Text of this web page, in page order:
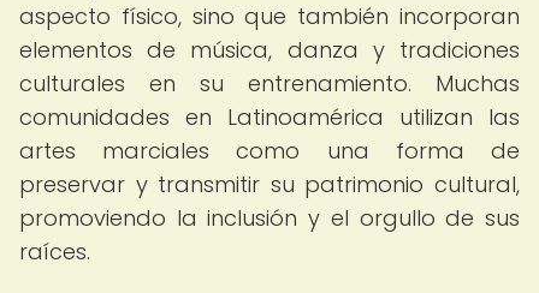
aspecto físico, sino que también incorporan
elementos de música, danza y tradiciones
culturales en su entrenamiento. Muchas
comunidades en Latinoamérica utilizan las
artes marciales como una forma de
preservar y transmitir su patrimonio cultural,
promoviendo la inclusión y el orgullo de sus
raíces.